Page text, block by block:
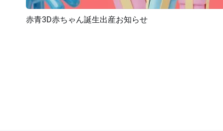
プレビュー AI再生成
赤青3D赤ちゃん誕生出産お知らせ